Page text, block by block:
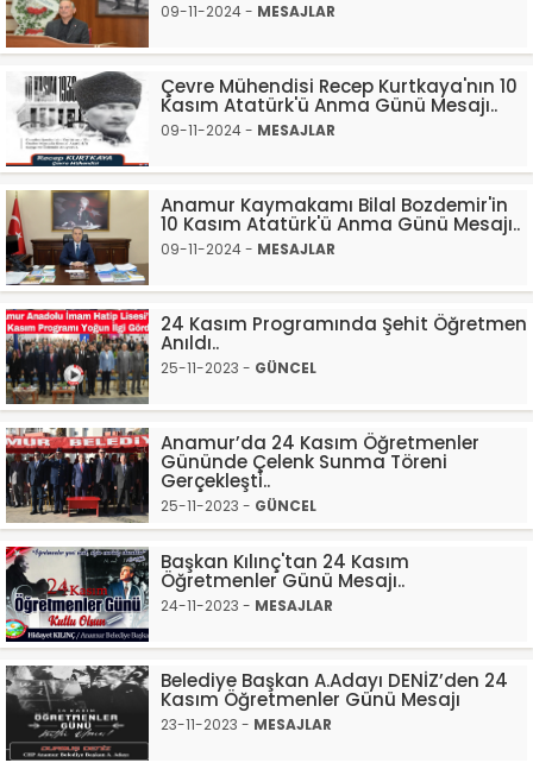
09-11-2024 - MESAJLAR
Çevre Mühendisi Recep Kurtkaya'nın 10
Kasım Atatürk'ü Anma Günü Mesajı..
09-11-2024 - MESAJLAR
Anamur Kaymakamı Bilal Bozdemir'in
10 Kasım Atatürk'ü Anma Günü Mesajı..
09-11-2024 - MESAJLAR
24 Kasım Programında Şehit Öğretmen
Anıldı..
25-11-2023 - GÜNCEL
Anamur’da 24 Kasım Öğretmenler
Gününde Çelenk Sunma Töreni
Gerçekleşti..
25-11-2023 - GÜNCEL
Başkan Kılınç'tan 24 Kasım
Öğretmenler Günü Mesajı..
24-11-2023 - MESAJLAR
Belediye Başkan A.Adayı DENİZ’den 24
Kasım Öğretmenler Günü Mesajı
23-11-2023 - MESAJLAR